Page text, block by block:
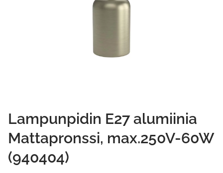
Lampunpidin E27 alumiinia
Mattapronssi, max.250V-60W
(940404)